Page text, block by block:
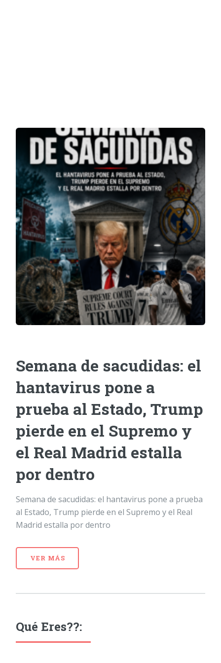
Semana de sacudidas: el
hantavirus pone a
prueba al Estado, Trump
pierde en el Supremo y
el Real Madrid estalla
por dentro
Semana de sacudidas: el hantavirus pone a prueba
al Estado, Trump pierde en el Supremo y el Real
Madrid estalla por dentro
VER MÁS
Qué Eres??: